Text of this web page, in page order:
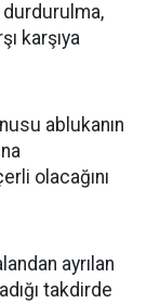
durdurulma,
karşıya
ablukanın
olacağını
ayrılan
takdirde